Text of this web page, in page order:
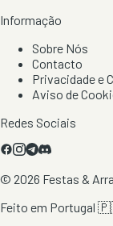
Informação
Sobre Nós
Contacto
Privacidade e
Aviso de
Redes Sociais
© 2026 Festas &
Feito em Portugal